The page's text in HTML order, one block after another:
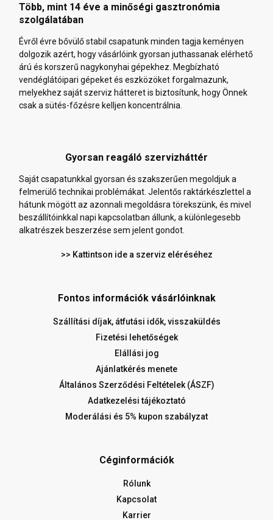
Több, mint 14 éve a minőségi gasztronómia
szolgálatában
Évről évre bővülő stabil csapatunk minden tagja keményen
dolgozik azért, hogy vásárlóink gyorsan juthassanak elérhető
árú és korszerű nagykonyhai gépekhez. Megbízható
vendéglátóipari gépeket és eszközöket forgalmazunk,
melyekhez saját szerviz hátteret is biztosítunk, hogy Önnek
csak a sütés-főzésre kelljen koncentrálnia.
Gyorsan reagáló szervizháttér
Saját csapatunkkal gyorsan és szakszerűen megoldjuk a
felmerülő technikai problémákat. Jelentős raktárkészlettel a
hátunk mögött az azonnali megoldásra törekszünk, és mivel
beszállítóinkkal napi kapcsolatban állunk, a különlegesebb
alkatrészek beszerzése sem jelent gondot.
>> Kattintson ide a szerviz eléréséhez
Fontos információk vásárlóinknak
Szállítási díjak, átfutási idők, visszaküldés
Fizetési lehetőségek
Elállási jog
Ajánlatkérés menete
Általános Szerződési Feltételek (ÁSZF)
Adatkezelési tájékoztató
Moderálási és 5% kupon szabályzat
Céginformációk
Rólunk
Kapcsolat
Karrier